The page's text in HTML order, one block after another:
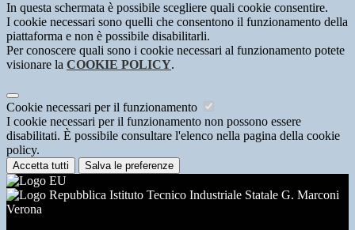
In questa schermata è possibile scegliere quali cookie consentire.
I cookie necessari sono quelli che consentono il funzionamento della
piattaforma e non è possibile disabilitarli.
Per conoscere quali sono i cookie necessari al funzionamento potete
visionare la COOKIE POLICY.
Cookie necessari per il funzionamento
I cookie necessari per il funzionamento non possono essere
disabilitati. È possibile consultare l'elenco nella pagina della cookie
policy.
Accetta tutti Salva le preferenze
Istituto Tecnico Industriale Statale G. Marconi
Verona